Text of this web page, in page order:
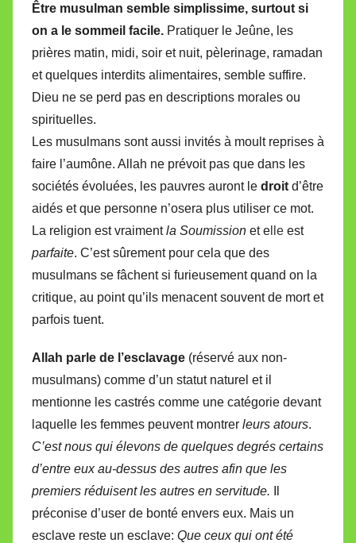
Être musulman semble simplissime, surtout si
on a le sommeil facile. Pratiquer le Jeûne, les
prières matin, midi, soir et nuit, pèlerinage, ramadan
et quelques interdits alimentaires, semble suffire.
Dieu ne se perd pas en descriptions morales ou
spirituelles.
Les musulmans sont aussi invités à moult reprises à
faire l’aumône. Allah ne prévoit pas que dans les
sociétés évoluées, les pauvres auront le droit d’être
aidés et que personne n’osera plus utiliser ce mot.
La religion est vraimentla Soumission et e lle est
parfaite. C’est sûrement pour cela que des
musulmans se fâchent si furieusement quand on la
critique, au point qu’ils menacent souvent de mort et
parfois tuent.
Allah parle de l’esclavage (réservé aux non-
musulmans) comme d’un statut naturel et il
mentionne les castrés comme une catégorie devant
laquelle les femmes peuvent montrer leurs atours.
C’est nous qui élevons de quelques degrés certains
d’entre eux au-dessus des autres afin que les
premiers réduisent les autres en servitude.
préconise d’user de bonté envers eux. Mais un
esclave reste un esclave: Que ceux qui ont été